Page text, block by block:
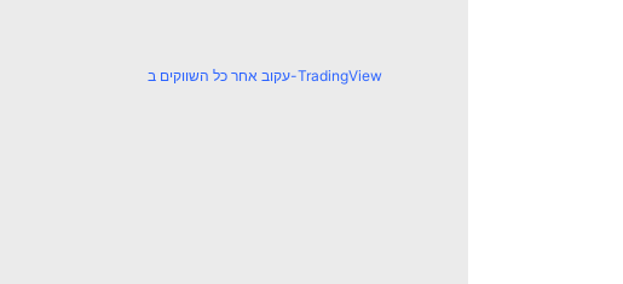
עקוב אחר כל השווקים ב-TradingView